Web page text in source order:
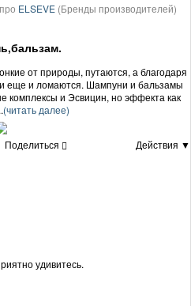
про ELSEVE (Бренды производителей)
от природы, путаются, а благодаря
еще и ломаются. Шампуни и бальзамы
комплексы и Эсвицин, но эффекта как
(читать далее)
Поделиться
Действия ▼
удивитесь.